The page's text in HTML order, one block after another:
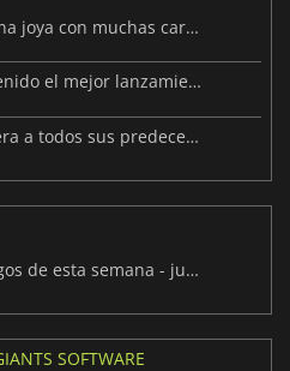
Farming Simulator 25 es una joya con muchas características destacadas
Farming Simulator 25 ha tenido el mejor lanzamiento de toda la serie
Farming Simulator 25 supera a todos sus predecesores
Lanzamientos de videojuegos de esta semana - junio/julio 2026 (semana 27)
SOFTWARE